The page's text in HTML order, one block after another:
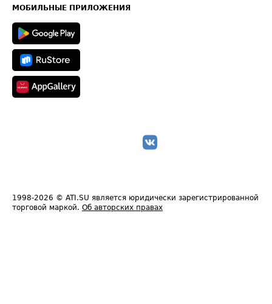
Техническая информация
МОБИЛЬНЫЕ ПРИЛОЖЕНИЯ
1998-2026 © ATI.SU является юридически зарегистрированной
торговой маркой. Об авторских правах